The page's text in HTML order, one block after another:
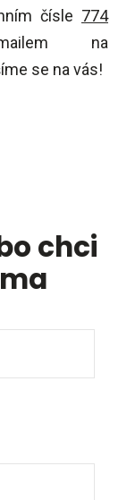
čísle 774
na
se na vás!
chci